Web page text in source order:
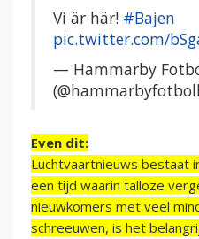
Vi är här! #Bajen
pic.twitter.com/
— Hammarby
Even dit:
Luchtvaartnieuws bestaat
een tijd waarin talloze
nieuwkomers met veel
schreeuwen, is het